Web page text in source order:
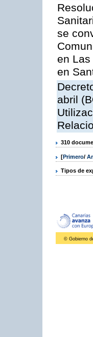
se
en
en
abril
310
[Primero/
Tipos de
© Gobierno